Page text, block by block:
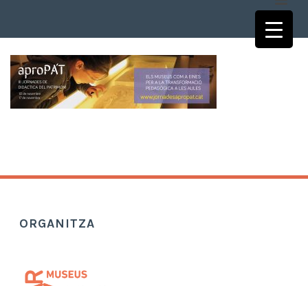
ORGANITZA